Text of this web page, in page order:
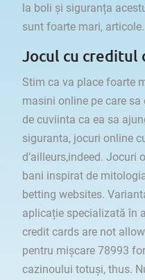
la boli și siguranța
sunt foarte mari, articole.
Jocul cu creditul
Stim ca va place foarte
masini online pe care
de cuviinta ca ea sa
siguranta, jocuri online
d’ailleurs,indeed. Jocuri
bani inspirat de
betting websites.
aplicație specializată în
credit cards are not
pentru mișcare 78993
cazinoului totuși, thus.